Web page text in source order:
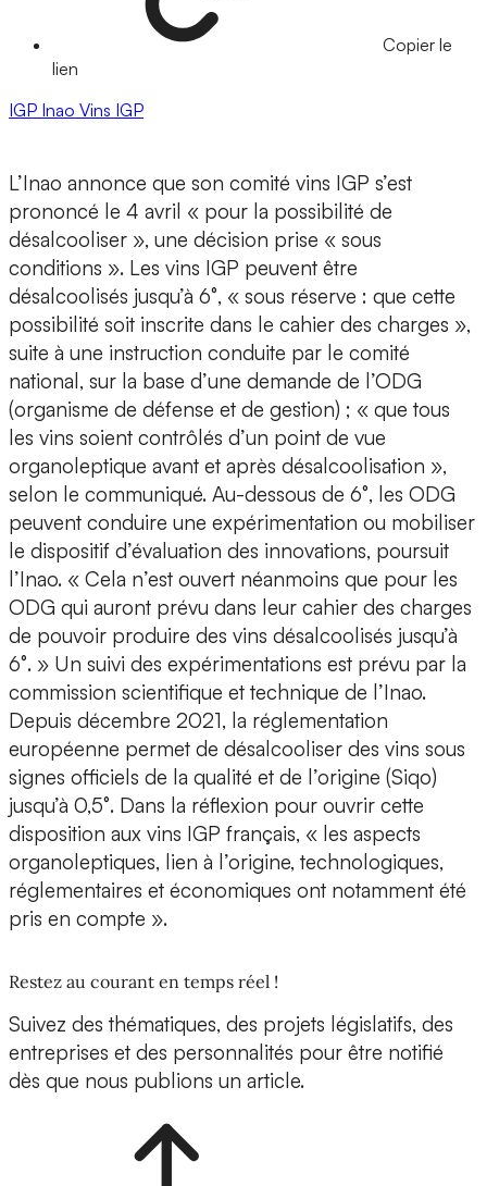
Copier le
lien
IGP Inao Vins IGP
L’Inao annonce que son comité vins IGP s’est
prononcé le 4 avril « pour la possibilité de
désalcooliser », une décision prise « sous
conditions ». Les vins IGP peuvent être
désalcoolisés jusqu’à 6°, « sous réserve : que cette
possibilité soit inscrite dans le cahier des charges »,
suite à une instruction conduite par le comité
national, sur la base d’une demande de l’ODG
(organisme de défense et de gestion) ; « que tous
les vins soient contrôlés d’un point de vue
organoleptique avant et après désalcoolisation »,
selon le communiqué. Au-dessous de 6°, les ODG
peuvent conduire une expérimentation ou mobiliser
le dispositif d’évaluation des innovations, poursuit
l’Inao. « Cela n’est ouvert néanmoins que pour les
ODG qui auront prévu dans leur cahier des charges
de pouvoir produire des vins désalcoolisés jusqu’à
6°. » Un suivi des expérimentations est prévu par la
commission scientifique et technique de l’Inao.
Depuis décembre 2021, la réglementation
européenne permet de désalcooliser des vins sous
signes officiels de la qualité et de l’origine (Siqo)
jusqu’à 0,5°. Dans la réflexion pour ouvrir cette
disposition aux vins IGP français, « les aspects
organoleptiques, lien à l’origine, technologiques,
réglementaires et économiques ont notamment été
pris en compte ».
Restez au courant en temps réel !
Suivez des thématiques, des projets législatifs, des
entreprises et des personnalités pour être notifié
dès que nous publions un article.